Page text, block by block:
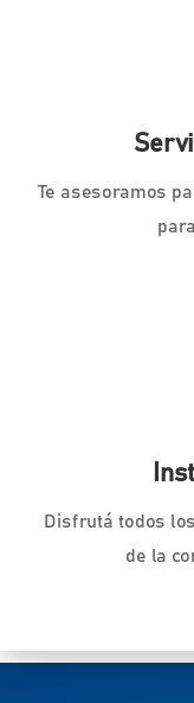
Te asesoramos
Disfrutá todos
de la